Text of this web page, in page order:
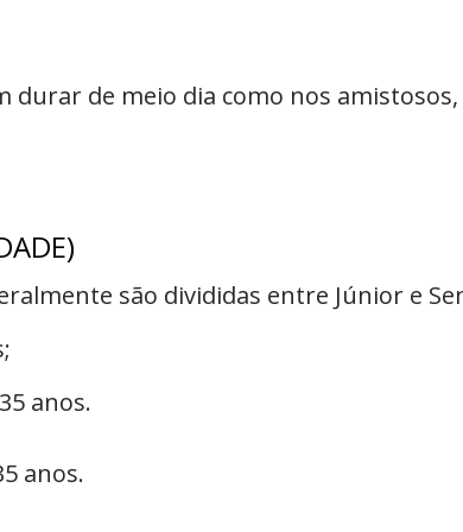
durar de meio dia como nos
são divididas entre Júnior e
anos.
anos.